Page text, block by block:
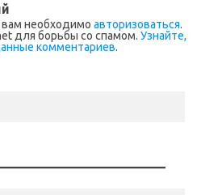
необходимо авторизоваться.
для борьбы со спамом. Узнайте,
комментариев.